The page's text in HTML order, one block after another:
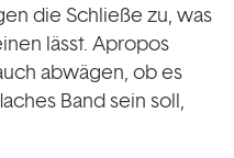
die Schließe zu, was
lässt. Apropos
abwägen, ob es
Band sein soll,